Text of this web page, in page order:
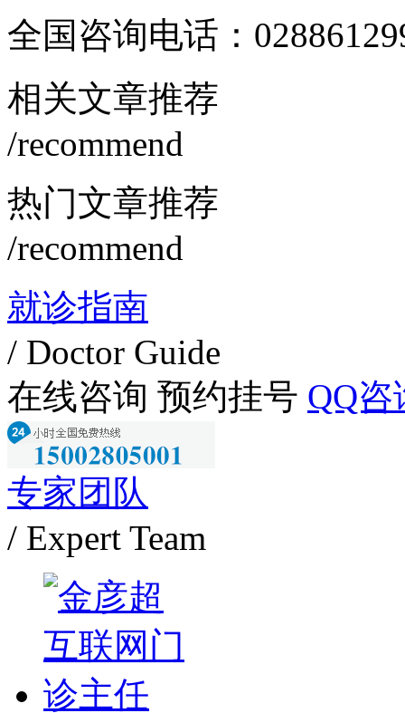
全国咨询电话：
相关文章推荐
/recommend
热门文章推荐
/recommend
就诊指南
/ Doctor Guide
在线咨询 预约挂号 QQ咨
专家团队
/ Expert Team